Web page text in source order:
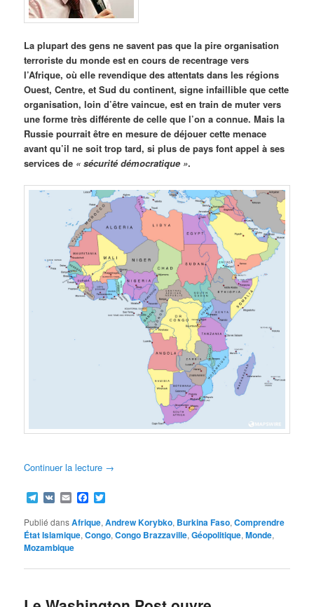
La plupart des gens ne savent pas que la pire organisation
terroriste du monde est en cours de recentrage vers
l’Afrique, où elle revendique des attentats dans les régions
Ouest, Centre, et Sud du continent, signe infaillible que cette
organisation, loin d’être vaincue, est en train de muter vers
une forme très différente de celle que l’on a connue. Mais la
Russie pourrait être en mesure de déjouer cette menace
avant qu’il ne soit trop tard, si plus de pays font appel à ses
services de « sécurité démocratique ».
Continuer la lecture →
Telegram
VK EmailFacebook
Publié dansAfrique,Andrew Korybko, Burkina Faso,Comprendre
État Islamique,Congo,Congo Brazzaville,Géopolitique,Monde,
Mozambique